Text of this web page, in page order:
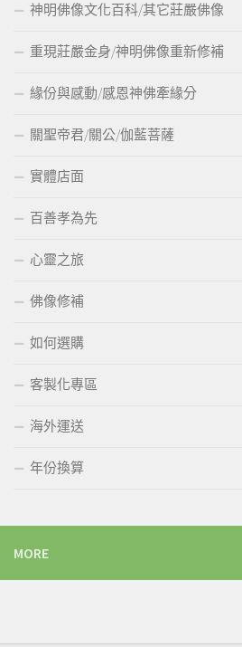
神明佛像文化百科/其它莊嚴佛像
重現莊嚴金身/神明佛像重新修補
緣份與感動/感恩神佛牽緣分
關聖帝君/關公/伽藍菩薩
實體店面
百善孝為先
心靈之旅
佛像修補
如何選購
客製化專區
海外運送
年份換算
MORE